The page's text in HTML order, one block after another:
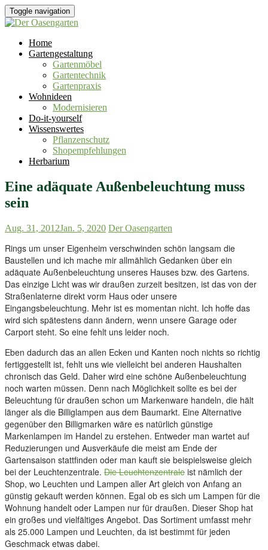
Toggle navigation
Home
Gartengestaltung
Gartenmöbel
Gartentechnik
Gartenpraxis
Wohnideen
Modernisieren
Do-it-yourself
Wissenswertes
Pflanzenschutz
Shopempfehlungen
Herbarium
Eine adäquate Außenbeleuchtung muss
sein
Aug. 31, 2012Jan. 5, 2020 Der Oasengarten
Rings um unser Eigenheim verschwinden schön langsam die
Baustellen und ich mache mir allmählich Gedanken über ein
adäquate Außenbeleuchtung unseres Hauses bzw. des Gartens.
Das einzige Licht was wir draußen zurzeit besitzen, ist das von der
Straßenlaterne direkt vorm Haus oder unsere
Eingangsbeleuchtung. Mehr ist es momentan nicht. Ich hoffe das
wird sich spätestens dann ändern, wenn unsere Garage oder
Carport steht. So eine fehlt uns leider noch.
Eben dadurch das an allen Ecken und Kanten noch nichts so richtig
fertiggestellt ist, fehlt uns wie vielleicht bei anderen Haushalten
chronisch das Geld. Daher wird eine schöne Außenbeleuchtung
noch warten müssen. Denn nach Möglichkeit sollte es bei der
Beleuchtung für draußen schon um Markenware handeln, die hält
länger als die Billiglampen aus dem Baumarkt. Eine Alternative
gegenüber den Billigmarken wäre es natürlich günstige
Markenlampen im Handel zu erstehen. Entweder man wartet auf
Reduzierungen und Ausverkäufe die meist am Ende der
Gartensaison stattfinden oder man kauft sie beispielsweise gleich
bei der Leuchtenzentrale. Die Leuchtenzentrale ist nämlich der
Shop, wo Leuchten und Lampen aller Art gleich von Anfang an
günstig gekauft werden können. Egal ob es sich um Lampen für die
Wohnung handelt oder Lampen nur für draußen. Dieser Shop hat
ein großes und vielfältiges Angebot. Das Sortiment umfasst mehr
als 25.000 Lampen und Leuchten, da ist bestimmt für jeden
Geschmack etwas dabei.